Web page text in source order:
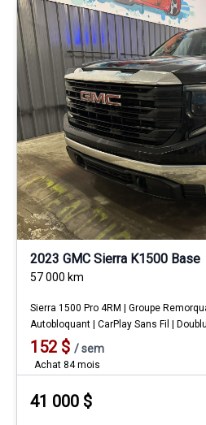
2023 GMC Sierra K1500 Base
57 000 km
Sierra 1500 Pro 4RM | Groupe
Autobloquant | CarPlay Sans Fil |
152 $ /sem
Achat 84 mois
41 000 $